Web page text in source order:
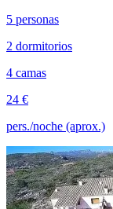
5 personas
2 dormitorios
4 camas
24 €
pers./noche (aprox.)